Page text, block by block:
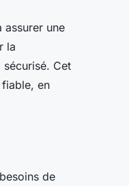
assurer une
la
sécurisé. Cet
en
de